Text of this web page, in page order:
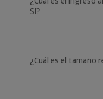
Sl?
¿Cuál es el tamaño